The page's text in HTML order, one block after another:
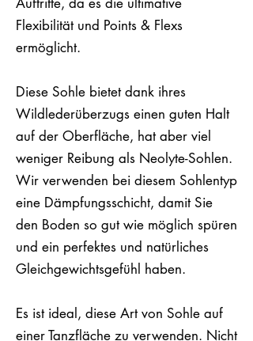
Flexibilität und Points & Flexs
ermöglicht.
Diese Sohle bietet dank ihres
Wildlederüberzugs einen guten Halt
auf der Oberfläche, hat aber viel
weniger Reibung als Neolyte-Sohlen.
Wir verwenden bei diesem Sohlentyp
eine Dämpfungsschicht, damit Sie
den Boden so gut wie möglich spüren
und ein perfektes und natürliches
Gleichgewichtsgefühl haben.
Es ist ideal, diese Art von Sohle auf
einer Tanzfläche zu verwenden. Nicht